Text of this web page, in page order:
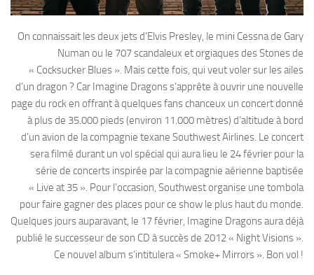
On connaissait les deux jets d’Elvis Presley, le mini Cessna de Gary
Numan ou le 707 scandaleux et orgiaques des Stones de
« Cocksucker Blues ». Mais cette fois, qui veut voler sur les ailes
d’un dragon ? Car Imagine Dragons s’apprête à ouvrir une nouvelle
page du rock en offrant à quelques fans chanceux un concert donné
à plus de 35.000 pieds (environ 11.000 mètres) d’altitude à bord
d’un avion de la compagnie texane Southwest Airlines. Le concert
sera filmé durant un vol spécial qui aura lieu le 24 février pour la
série de concerts inspirée par la compagnie aérienne baptisée
« Live at 35 ». Pour l’occasion, Southwest organise une tombola
pour faire gagner des places pour ce show le plus haut du monde.
Quelques jours auparavant, le 17 février, Imagine Dragons aura déjà
publié le successeur de son CD à succès de 2012 « Night Visions ».
Ce nouvel album s’intitulera « Smoke+ Mirrors ». Bon vol !